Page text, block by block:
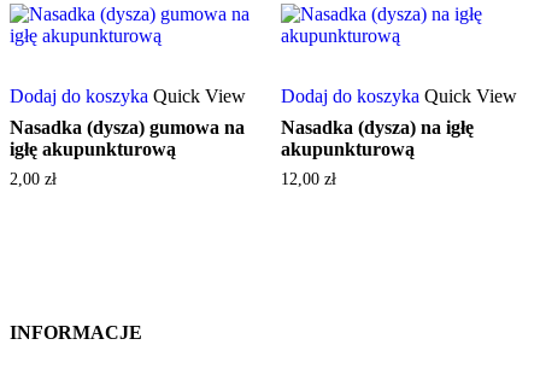
Dodaj do koszyka Quick View
Nasadka (dysza) gumowa na
igłę akupunkturową
2,00 zł
Dodaj do koszyka Quick View
Nasadka (dysza) na igłę
akupunkturową
12,00 zł
INFORMACJE